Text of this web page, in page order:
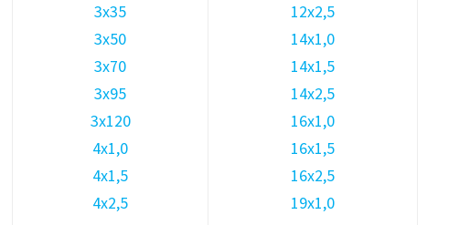
3х35
3х50
3х70
3х95
3х120
4х1,0
4х1,5
4х2,5
12х2,5
14х1,0
14х1,5
14х2,5
16х1,0
16х1,5
16х2,5
19х1,0